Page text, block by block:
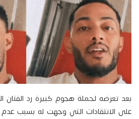
بعد تعرضه لحملة هجوم كبيرة رد
على الانتقادات التي وجهت له بسبب